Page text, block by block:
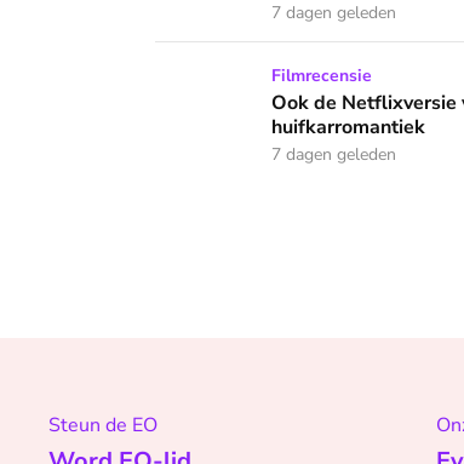
7 dagen geleden
Ook de Netflixversie van ‘Het
Filmrecensie
Ook de Netflixversie
huifkarromantiek
7 dagen geleden
Steun de EO